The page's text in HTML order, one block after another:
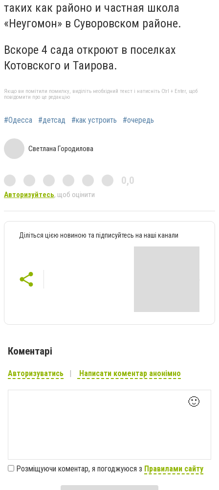
таких как районо и частная школа
«Неугомон» в Суворовском районе.
Вскоре 4 сада откроют в поселках
Котовского и Таирова.
Якщо ви помітили помилку, виділіть необхідний текст і натисніть Ctrl + Enter, щоб
повідомити про це редакцію
#Одесса #детсад #как устроить #очередь
Светлана Городилова
0,0
Авторизуйтесь, щоб оцінити
Діліться цією новиною та підписуйтесь на наші канали
Коментарі
Авторизуватись Написати коментар анонімно
🙂
Розміщуючи коментар, я погоджуюся з Правилами сайту